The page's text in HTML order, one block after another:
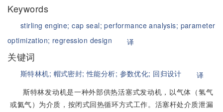
Keywords
stirling engine;cap seal;performance analysis; parameter
optimization; regression design 译
关键词
斯特林机; 帽式密封;性能分析; 参数优化; 回归设计
译
斯特林发动机是一种外部供热活塞式发动机，以气体（氢气
或氦气）为介质，按闭式回热循环方式工作。活塞杆处介质泄漏